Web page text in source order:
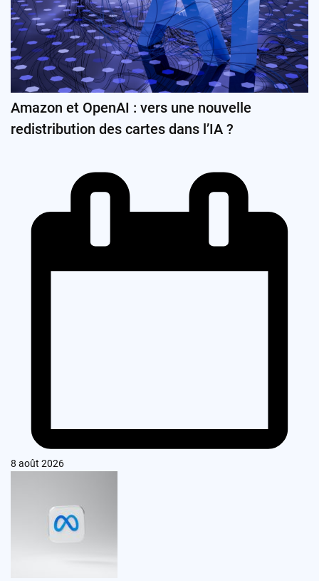
Amazon et OpenAI : vers une nouvelle
redistribution des cartes dans l’IA ?
8 août 2026